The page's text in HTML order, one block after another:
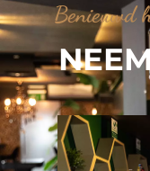
Benieuwd